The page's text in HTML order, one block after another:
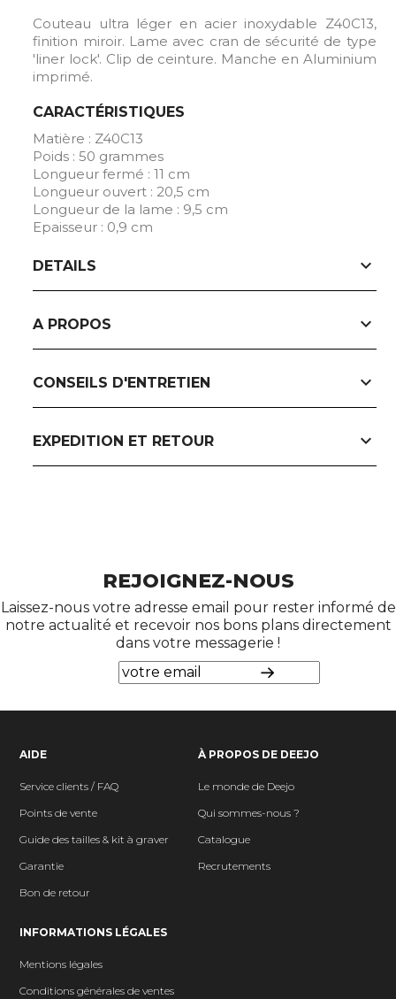
Couteau ultra léger en acier inoxydable Z40C13,
finition miroir. Lame avec cran de sécurité de type
'liner lock'. Clip de ceinture. Manche en Aluminium
imprimé.
CARACTÉRISTIQUES
Matière : Z40C13
Poids : 50 grammes
Longueur fermé : 11 cm
Longueur ouvert : 20,5 cm
Longueur de la lame : 9,5 cm
Epaisseur : 0,9 cm
DETAILS expand_more
A PROPOS expand_more
CONSEILS D'ENTRETIEN expand_more
EXPEDITION ET RETOUR expand_more
REJOIGNEZ-NOUS
Laissez-nous votre adresse email pour rester informé de
notre actualité et recevoir nos bons plans directement
dans votre messagerie !
AIDE
Service clients / FAQ
Points de vente
Guide des tailles & kit à graver
Garantie
Bon de retour
À PROPOS DE DEEJO
Le monde de Deejo
Qui sommes-nous ?
Catalogue
Recrutements
INFORMATIONS LÉGALES
Mentions légales
Conditions générales de ventes